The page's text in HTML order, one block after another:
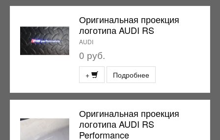
Оригинальная проекция
логотипа AUDI RS
AUDI
0 руб.
+ Подробнее
Оригинальная проекция
логотипа AUDI RS
Performance